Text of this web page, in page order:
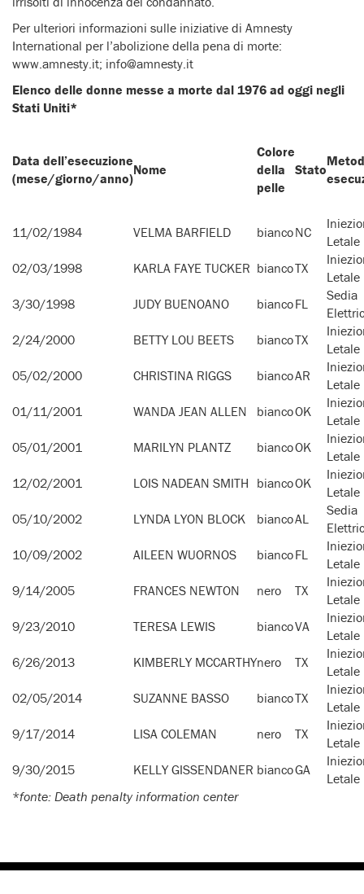
Per ulteriori informazioni sulle iniziative di Amnesty
International per l’abolizione della pena di morte:
www.amnesty.it; info@amnesty.it
Elenco delle donne messe a morte dal 1976 ad oggi negli
Stati Uniti*
Data dell’esecuzione
(mese/giorno/anno)
Nome
Colore
della
pelle
Stato
11/02/1984 VELMA BARFIELD biancoNC
Letale
02/03/1998
KARLA FAYE TUCKER biancoTX
Letale
3/30/1998
JUDY BUENOANO biancoFL
Sedia
2/24/2000
BETTY LOU BEETS biancoTX
Letale
05/02/2000
CHRISTINA RIGGS biancoAR
Letale
01/11/2001
WANDA JEAN ALLEN biancoOK
Letale
05/01/2001
MARILYN PLANTZ biancoOK
Letale
12/02/2001
LOIS NADEAN SMITH biancoOK
Letale
05/10/2002
LYNDA LYON BLOCK biancoAL
Sedia
10/09/2002
AILEEN WUORNOS biancoFL
Letale
9/14/2005
FRANCES NEWTON nero TX
Letale
9/23/2010
TERESA LEWIS biancoVA
Letale
6/26/2013
KIMBERLY MCCARTHYnero TX
Letale
02/05/2014
SUZANNE BASSO biancoTX
Letale
9/17/2014
LISA COLEMAN nero TX
Letale
9/30/2015
KELLY GISSENDANER biancoGA
Letale
*fonte: Death penalty information center